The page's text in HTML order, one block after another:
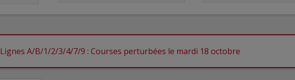
Lignes A/B/1/2/3/4/7/9 : Courses perturbées le mardi 18 octobre